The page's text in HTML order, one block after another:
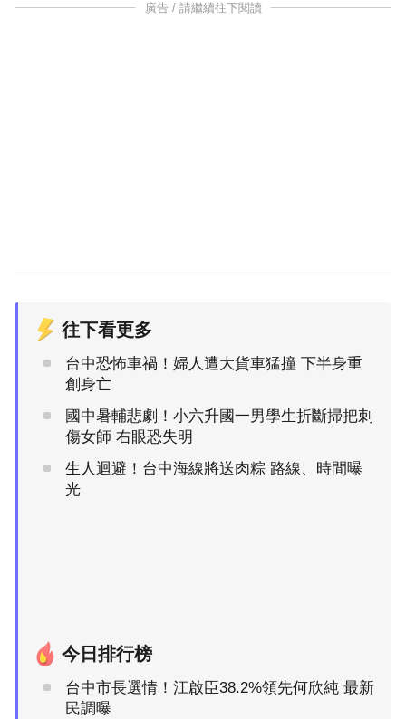
廣告 / 請繼續往下閱讀
往下看更多
台中恐怖車禍！婦人遭大貨車猛撞 下半身重
創身亡
國中暑輔悲劇！小六升國一男學生折斷掃把刺
傷女師 右眼恐失明
生人迴避！台中海線將送肉粽 路線、時間曝
光
今日排行榜
台中市長選情！江啟臣38.2%領先何欣純 最新
民調曝